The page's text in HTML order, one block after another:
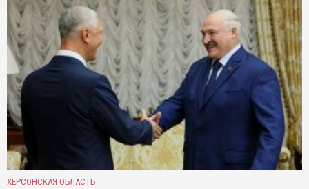
ХЕРСОНСКАЯ ОБЛАСТЬ